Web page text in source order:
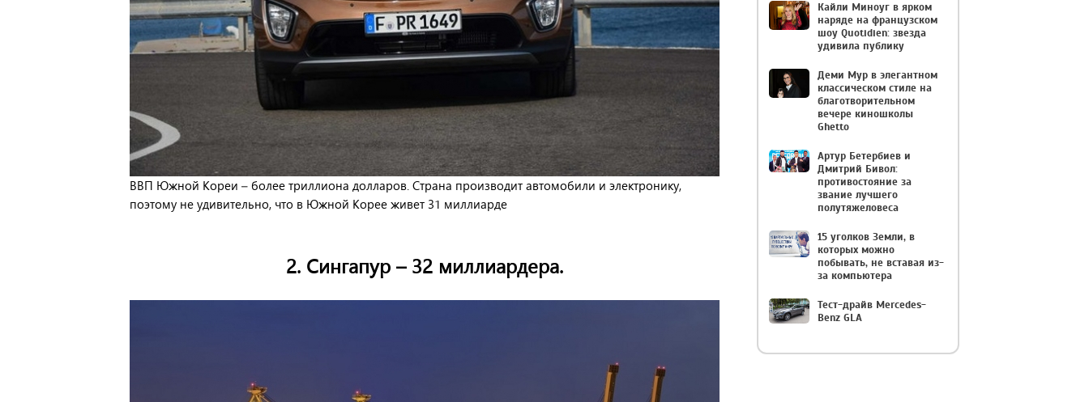
ВВП Южной Кореи – более триллиона долларов. Страна производит автомобили и электронику,
поэтому не удивительно, что в Южной Корее живет 31 миллиарде
2. Сингапур – 32 миллиардера.
Кайли Миноуг в ярком
наряде на французском
шоу Quotidien: звезда
удивила публику
Деми Мур в элегантном
классическом стиле на
благотворительном
вечере киношколы
Ghetto
Артур Бетербиев и
Дмитрий Бивол:
противостояние за
звание лучшего
полутяжеловеса
15 уголков Земли, в
которых можно
побывать, не вставая из-
за компьютера
Тест-драйв Mercedes-
Benz GLA